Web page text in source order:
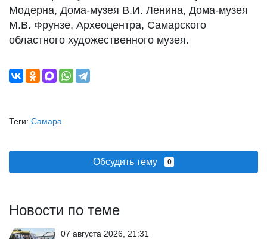
Модерна, Дома-музея В.И. Ленина, Дома-музея
М.В. Фрунзе, Археоцентра, Самарского
областного художественного музея.
Теги: Самара
Обсудить тему 0
Новости по теме
07 августа 2026, 21:31